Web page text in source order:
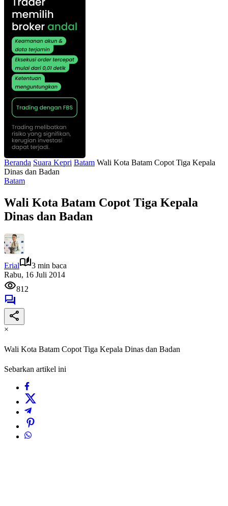
Beranda Suara Kepri Batam Wali Kota Batam Copot Tiga Kepala
Dinas dan Badan
Batam
Wali Kota Batam Copot Tiga Kepala
Dinas dan Badan
Erial
3 min baca
Rabu, 16 Juli 2014
812
×
Wali Kota Batam Copot Tiga Kepala Dinas dan Badan
Sebarkan artikel ini